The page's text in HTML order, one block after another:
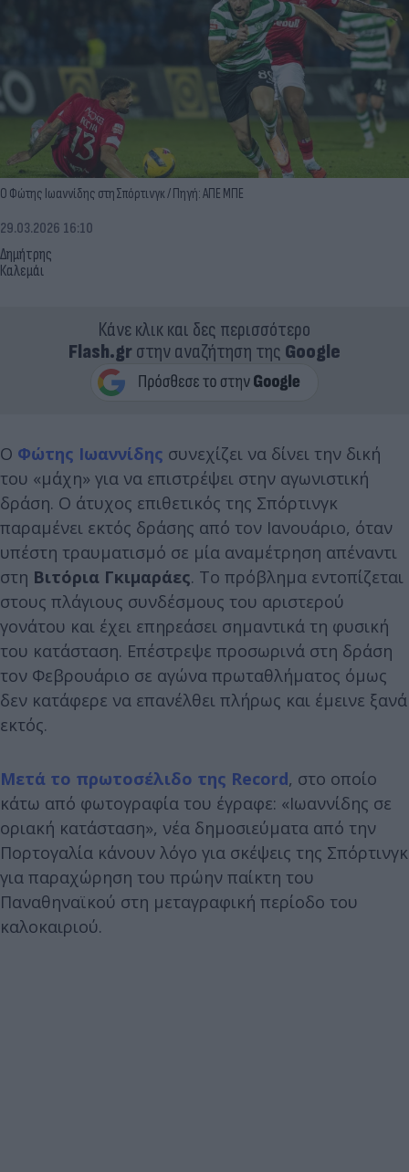
Ο Φώτης Ιωαννίδης στη Σπόρτινγκ / Πηγή: ΑΠΕ ΜΠΕ
Δημήτρης
Καλεμάι
29.03.2026 16:10
Κάνε κλικ και δες περισσότερο
Flash.grστην αναζήτηση της Google
Ο Φώτης Ιωαννίδης συνεχίζει να δίνει την δική
του «μάχη» για να επιστρέψει στην αγωνιστική
δράση. Ο άτυχος επιθετικός της Σπόρτινγκ
παραμένει εκτός δράσης από τον Ιανουάριο, όταν
υπέστη τραυματισμό σε μία αναμέτρηση απέναντι
στη Βιτόρια Γκιμαράες. Το πρόβλημα εντοπίζεται
στους πλάγιους συνδέσμους του αριστερού
γονάτου και έχει επηρεάσει σημαντικά τη φυσική
του κατάσταση. Επέστρεψε προσωρινά στη δράση
τον Φεβρουάριο σε αγώνα πρωταθλήματος όμως
δεν κατάφερε να επανέλθει πλήρως και έμεινε ξανά
εκτός.
Μετά το πρωτοσέλιδο της Record, στο οποίο
κάτω από φωτογραφία του έγραφε: «Ιωαννίδης σε
οριακή κατάσταση», νέα δημοσιεύματα από την
Πορτογαλία κάνουν λόγο για σκέψεις της Σπόρτινγκ
για παραχώρηση του πρώην παίκτη του
Παναθηναϊκού στη μεταγραφική περίοδο του
καλοκαιριού.